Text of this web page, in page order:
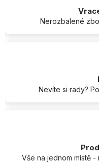
Nerozbalené
Nevíte si rady?
Vše na jednom místě